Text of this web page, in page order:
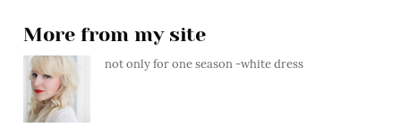
More from my site
not only for one season -white dress